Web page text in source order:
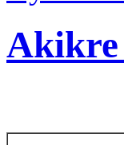
Akikre